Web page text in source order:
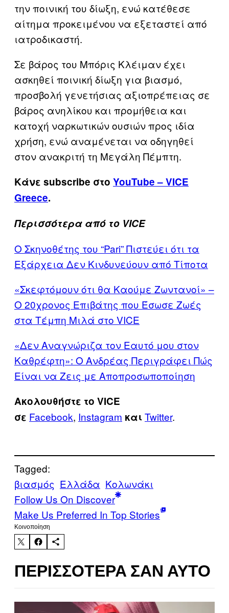
την ποινική του δίωξη, ενώ κατέθεσε
αίτημα προκειμένου να εξεταστεί από
ιατροδικαστή.
Σε βάρος του Μπόρις Κλέιμαν έχει
ασκηθεί ποινική δίωξη για βιασμό,
προσβολή γενετήσιας αξιοπρέπειας σε
βάρος ανηλίκου και προμήθεια και
κατοχή ναρκωτικών ουσιών προς ιδία
χρήση, ενώ αναμένεται να οδηγηθεί
στον ανακριτή τη Μεγάλη Πέμπτη.
Κάνε subscribe στο YouTube – VICE
Greece.
Περισσότερα από το VICE
Ο Σκηνοθέτης του “Pari” Πιστεύει ότι τα
Εξάρχεια Δεν Κινδυνεύουν από Τίποτα
«Σκεφτόμουν ότι θα Καούμε Ζωντανοί» –
Ο 20χρονος Επιβάτης που Έσωσε Ζωές
στα Τέμπη Μιλά στο VICE
«Δεν Αναγνώριζα τον Εαυτό μου στον
Καθρέφτη»: Ο Ανδρέας Περιγράφει Πώς
Είναι να Ζεις με Αποπροσωποποίηση
Ακολουθήστε το VICE
σε Facebook, Instagram καιTwitter.
Tagged:
βιασμός Ελλάδα Κολωνάκι
Follow Us On Discover
Make Us Preferred In Top Stories
Kοινοποίηση
ΠΕΡΙΣΣΌΤΕΡΑ ΣΑΝ ΑΥΤΌ